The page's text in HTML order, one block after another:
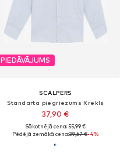
PIEDĀVĀJUMS
SCALPERS
Standarta piegriezums Krekls
37,90 €
Sākotnējā cena: 55,99 €
Pēdējā zemākā cena:39,67 €-4%